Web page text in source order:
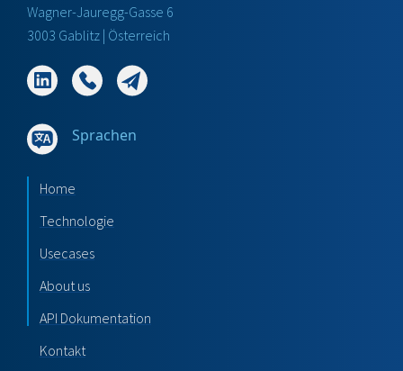
Wagner-Jauregg-Gasse 6
3003 Gablitz | Österreich
Sprachen
Home
Technologie
Usecases
About us
API Dokumentation
Kontakt